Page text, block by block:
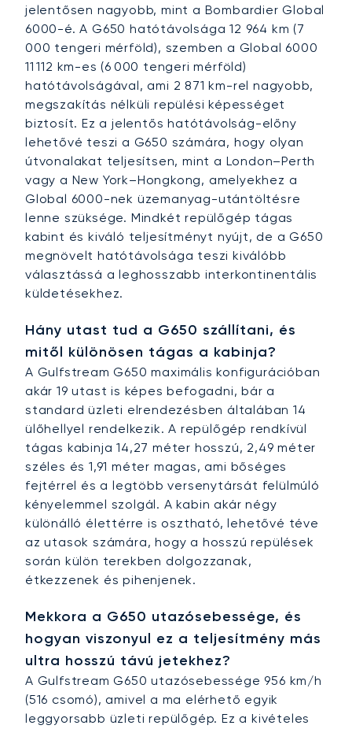
jelentősen nagyobb, mint a Bombardier Global
6000-é. A G650 hatótávolsága 12 964 km (7
000 tengeri mérföld), szemben a Global 6000
11 112 km-es (6 000 tengeri mérföld)
hatótávolságával, ami 2 871 km-rel nagyobb,
megszakítás nélküli repülési képességet
biztosít. Ez a jelentős hatótávolság-előny
lehetővé teszi a G650 számára, hogy olyan
útvonalakat teljesítsen, mint a London–Perth
vagy a New York–Hongkong, amelyekhez a
Global 6000-nek üzemanyag-utántöltésre
lenne szüksége. Mindkét repülőgép tágas
kabint és kiváló teljesítményt nyújt, de a G650
megnövelt hatótávolsága teszi kiválóbb
választássá a leghosszabb interkontinentális
küldetésekhez.
Hány utast tud a G650 szállítani, és
mitől különösen tágas a kabinja?
A Gulfstream G650 maximális konfigurációban
akár 19 utast is képes befogadni, bár a
standard üzleti elrendezésben általában 14
ülőhellyel rendelkezik. A repülőgép rendkívül
tágas kabinja 14,27 méter hosszú, 2,49 méter
széles és 1,91 méter magas, ami bőséges
fejtérrel és a legtöbb versenytársát felülmúló
kényelemmel szolgál. A kabin akár négy
különálló élettérre is osztható, lehetővé téve
az utasok számára, hogy a hosszú repülések
során külön terekben dolgozzanak,
étkezzenek és pihenjenek.
Mekkora a G650 utazósebessége, és
hogyan viszonyul ez a teljesítmény más
ultra hosszú távú jetekhez?
A Gulfstream G650 utazósebessége 956 km/h
(516 csomó), amivel a ma elérhető egyik
leggyorsabb üzleti repülőgép. Ez a kivételes